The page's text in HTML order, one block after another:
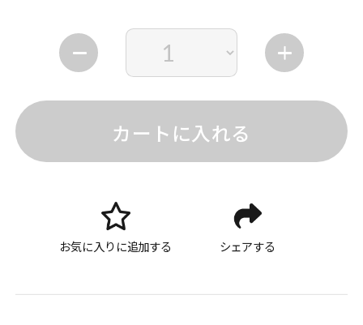
カートに入れる
お気に入りに追加する シェアする